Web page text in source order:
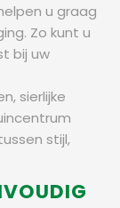
u graag
Zo kunt u
bij uw
sierlijke
stijl,